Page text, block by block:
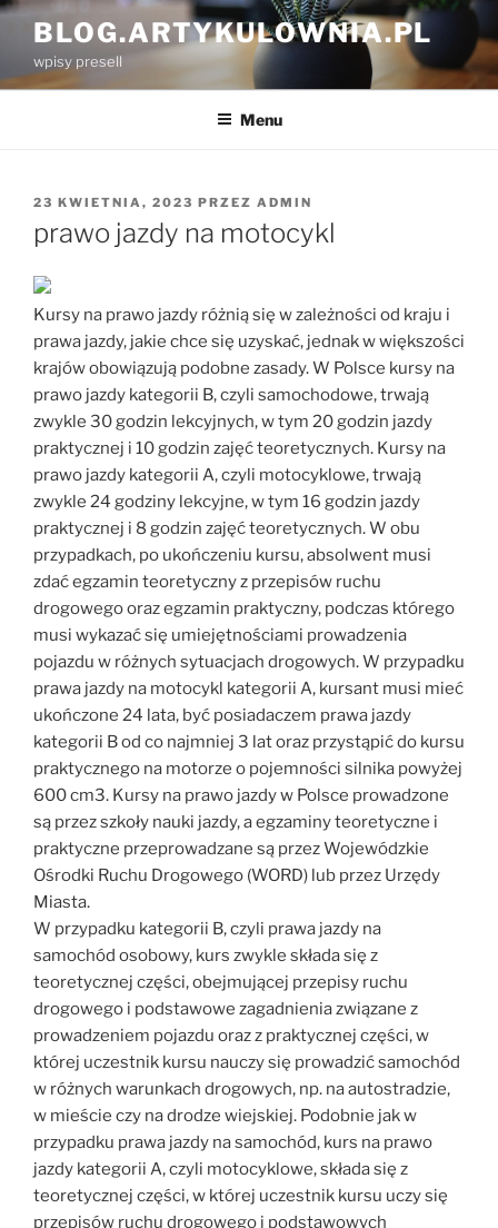
Przejdź
treści
BLOG.ARTYKULOWNIA.PL
wpisy presell
Menu
OPUBLIKOWANE
23 KWIETNIA, 2023 PRZEZ ADMIN
prawo jazdy na motocykl
Kursy na prawo jazdy różnią się w zależności od kraju i
prawa jazdy, jakie chce się uzyskać, jednak w większości
krajów obowiązują podobne zasady. W Polsce kursy na
prawo jazdy kategorii B, czyli samochodowe, trwają
zwykle 30 godzin lekcyjnych, w tym 20 godzin jazdy
praktycznej i 10 godzin zajęć teoretycznych. Kursy na
prawo jazdy kategorii A, czyli motocyklowe, trwają
zwykle 24 godziny lekcyjne, w tym 16 godzin jazdy
praktycznej i 8 godzin zajęć teoretycznych. W obu
przypadkach, po ukończeniu kursu, absolwent musi
zdać egzamin teoretyczny z przepisów ruchu
drogowego oraz egzamin praktyczny, podczas którego
musi wykazać się umiejętnościami prowadzenia
pojazdu w różnych sytuacjach drogowych. W przypadku
prawa jazdy na motocykl kategorii A, kursant musi mieć
ukończone 24 lata, być posiadaczem prawa jazdy
kategorii B od co najmniej 3 lat oraz przystąpić do kursu
praktycznego na motorze o pojemności silnika powyżej
600 cm3. Kursy na prawo jazdy w Polsce prowadzone
są przez szkoły nauki jazdy, a egzaminy teoretyczne i
praktyczne przeprowadzane są przez Wojewódzkie
Ośrodki Ruchu Drogowego (WORD) lub przez Urzędy
Miasta.
W przypadku kategorii B, czyli prawa jazdy na
samochód osobowy, kurs zwykle składa się z
teoretycznej części, obejmującej przepisy ruchu
drogowego i podstawowe zagadnienia związane z
prowadzeniem pojazdu oraz z praktycznej części, w
której uczestnik kursu nauczy się prowadzić samochód
w różnych warunkach drogowych, np. na autostradzie,
w mieście czy na drodze wiejskiej. Podobnie jak w
przypadku prawa jazdy na samochód, kurs na prawo
jazdy kategorii A, czyli motocyklowe, składa się z
teoretycznej części, w której uczestnik kursu uczy się
przepisów ruchu drogowego i podstawowych